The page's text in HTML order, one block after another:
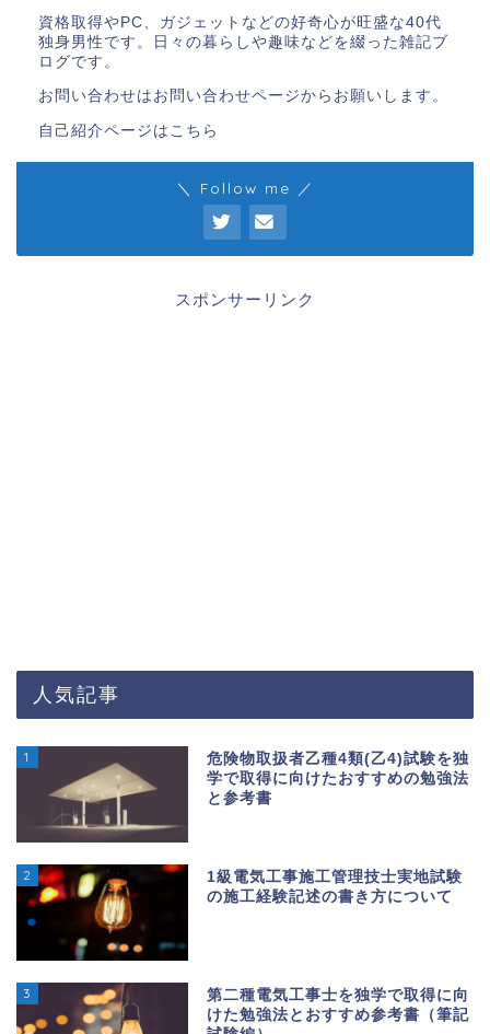
資格取得やPC、ガジェットなどの好奇心が旺盛な40代
独身男性です。日々の暮らしや趣味などを綴った雑記ブ
ログです。
お問い合わせはお問い合わせページからお願いします。
自己紹介ページは こちら
＼ Follow me ／
スポンサーリンク
人気記事
1
危険物取扱者乙種4類(乙4)試験を独
学で取得に向けたおすすめの勉強法
と参考書
2
1級電気工事施工管理技士実地試験
の施工経験記述の書き方について
3
第二種電気工事士を独学で取得に向
けた勉強法とおすすめ参考書（筆記